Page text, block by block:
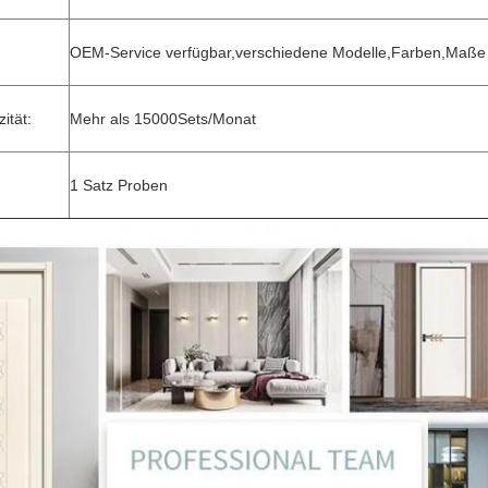
OEM-Service verfügbar,verschiedene
Mehr als 15000Sets/Monat
1 Satz Proben